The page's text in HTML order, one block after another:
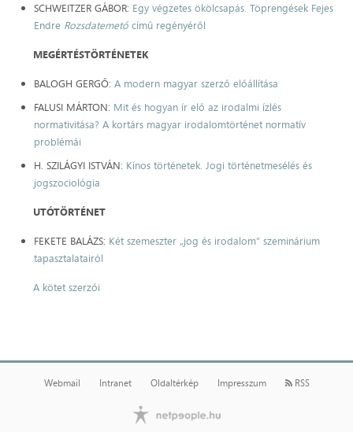
SCHWEITZER GÁBOR: Egy végzetes ökölcsapás. Töprengések Fejes
Endre Rozsdatemetőcímű regényéről
MEGÉRTÉSTÖRTÉNETEK
BALOGH GERGŐ: A modern magyar szerző előállítása
FALUSI MÁRTON: Mit és hogyan ír elő az irodalmi ízlés
normativitása? A kortárs magyar irodalomtörténet normatív
problémái
H. SZILÁGYI ISTVÁN: Kínos történetek. Jogi történetmesélés és
jogszociológia
UTÓTÖRTÉNET
FEKETE BALÁZS: Két szemeszter „jog és irodalom” szeminárium
tapasztalatairól
A kötet szerzői
Webmail Intranet Oldaltérkép Impresszum RSS